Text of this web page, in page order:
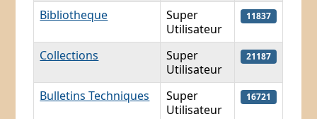
Bibliotheque
Super
Utilisateur
11837
Collections
Super
Utilisateur
21187
Bulletins Techniques
Super
Utilisateur
16721